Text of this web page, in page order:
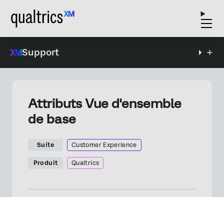
Support
Attributs Vue d'ensemble
de base
Suite Customer Experience
Produit Qualtrics